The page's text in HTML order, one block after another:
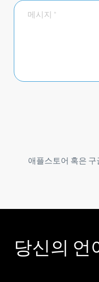
애플스토어 혹은
당신의 언